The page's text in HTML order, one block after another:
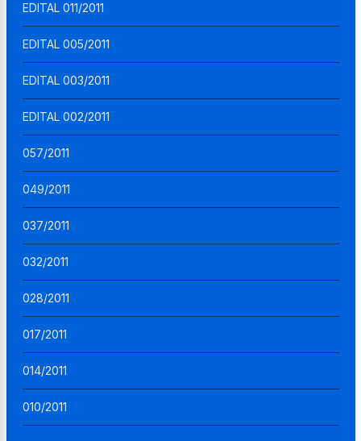
EDITAL 011/2011
EDITAL 005/2011
EDITAL 003/2011
EDITAL 002/2011
057/2011
049/2011
037/2011
032/2011
028/2011
017/2011
014/2011
010/2011